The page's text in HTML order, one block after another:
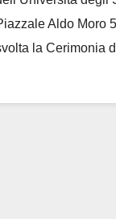
Aldo Moro
la Cerimonia